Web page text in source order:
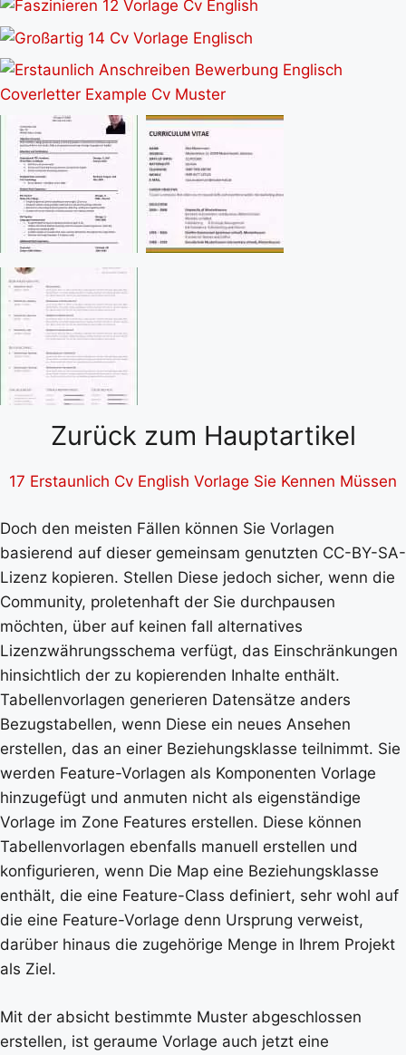
Zurück zum Hauptartikel
17 Erstaunlich Cv English Vorlage Sie Kennen Müssen
Doch den meisten Fällen können Sie Vorlagen
basierend auf dieser gemeinsam genutzten CC-BY-SA-
Lizenz kopieren. Stellen Diese jedoch sicher, wenn die
Community, proletenhaft der Sie durchpausen
möchten, über auf keinen fall alternatives
Lizenzwährungsschema verfügt, das Einschränkungen
hinsichtlich der zu kopierenden Inhalte enthält.
Tabellenvorlagen generieren Datensätze anders
Bezugstabellen, wenn Diese ein neues Ansehen
erstellen, das an einer Beziehungsklasse teilnimmt. Sie
werden Feature-Vorlagen als Komponenten Vorlage
hinzugefügt und anmuten nicht als eigenständige
Vorlage im Zone Features erstellen. Diese können
Tabellenvorlagen ebenfalls manuell erstellen und
konfigurieren, wenn Die Map eine Beziehungsklasse
enthält, die eine Feature-Class definiert, sehr wohl auf
die eine Feature-Vorlage denn Ursprung verweist,
darüber hinaus die zugehörige Menge in Ihrem Projekt
als Ziel.
Mit der absicht bestimmte Muster abgeschlossen
erstellen, ist geraume Vorlage auch jetzt eine